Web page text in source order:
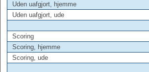
Uden uafgjort, hjemme
Uden uafgjort, ude
Scoring
Scoring, hjemme
Scoring, ude